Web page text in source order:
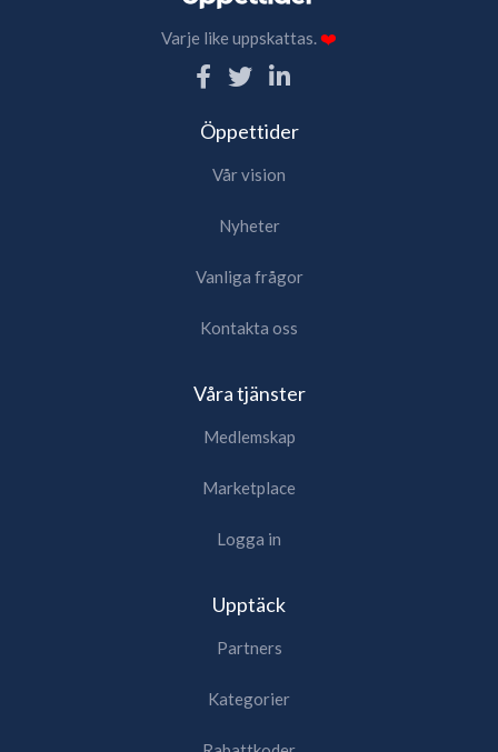
Varje like uppskattas.❤️
Öppettider
Vår vision
Nyheter
Vanliga frågor
Kontakta oss
Våra tjänster
Medlemskap
Marketplace
Logga in
Upptäck
Partners
Kategorier